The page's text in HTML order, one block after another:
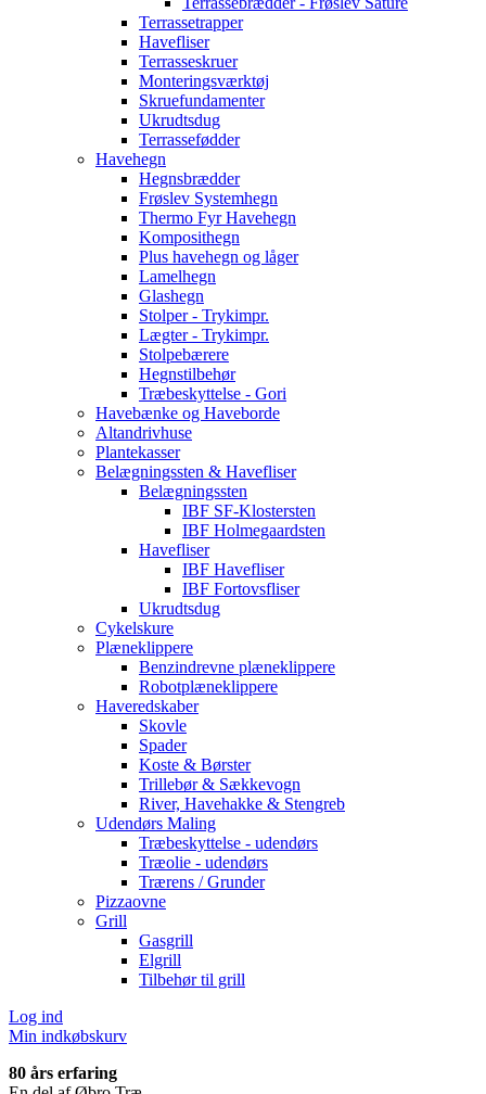
Terrassetrapper
Havefliser
Terrasseskruer
Monteringsværktøj
Skruefundamenter
Ukrudtsdug
Terrassefødder
Havehegn
Hegnsbrædder
Frøslev Systemhegn
Thermo Fyr Havehegn
Komposithegn
Plus havehegn og låger
Lamelhegn
Glashegn
Stolper - Trykimpr.
Lægter - Trykimpr.
Stolpebærere
Hegnstilbehør
Træbeskyttelse - Gori
Havebænke og Haveborde
Altandrivhuse
Plantekasser
Belægningssten & Havefliser
Belægningssten
IBF SF-Klostersten
IBF Holmegaardsten
Havefliser
IBF Havefliser
IBF Fortovsfliser
Ukrudtsdug
Cykelskure
Plæneklippere
Benzindrevne plæneklippere
Robotplæneklippere
Haveredskaber
Skovle
Spader
Koste & Børster
Trillebør & Sækkevogn
River, Havehakke & Stengreb
Udendørs Maling
Træbeskyttelse - udendørs
Træolie - udendørs
Trærens / Grunder
Pizzaovne
Grill
Gasgrill
Elgrill
Tilbehør til grill
Log ind
Min indkøbskurv
80 års erfaring